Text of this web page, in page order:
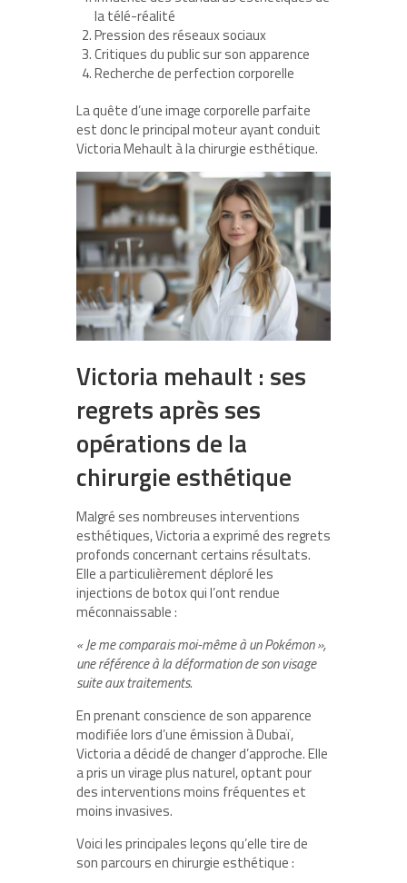
la télé-réalité
Pression des réseaux sociaux
Critiques du public sur son apparence
Recherche de perfection corporelle
La quête d’une image corporelle parfaite
est donc le principal moteur ayant conduit
Victoria Mehault à la chirurgie esthétique.
Victoria mehault : ses
regrets après ses
opérations de la
chirurgie esthétique
Malgré ses nombreuses interventions
esthétiques, Victoria a exprimé des regrets
profonds concernant certains résultats.
Elle a particulièrement déploré les
injections de botox qui l’ont rendue
méconnaissable :
« Je me comparais moi-même à un Pokémon »,
une référence à la déformation de son visage
suite aux traitements.
En prenant conscience de son apparence
modifiée lors d’une émission à Dubaï,
Victoria a décidé de changer d’approche. Elle
a pris un virage plus naturel, optant pour
des interventions moins fréquentes et
moins invasives.
Voici les principales leçons qu’elle tire de
son parcours en chirurgie esthétique :